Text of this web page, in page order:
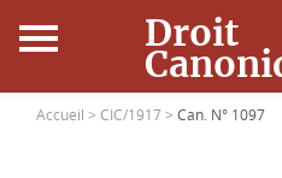
Droit
Accueil
Accueil > CIC/1917 > Can. N° 1097